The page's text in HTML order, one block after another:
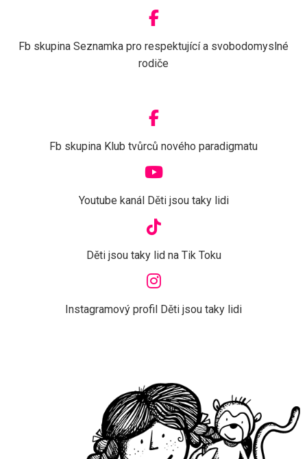
Fb skupina Seznamka pro respektující a svobodomyslné
rodiče
Fb skupina Klub tvůrců nového paradigmatu
Youtube kanál Děti jsou taky lidi
Děti jsou taky lid na Tik Toku
Instagramový profil Děti jsou taky lidi